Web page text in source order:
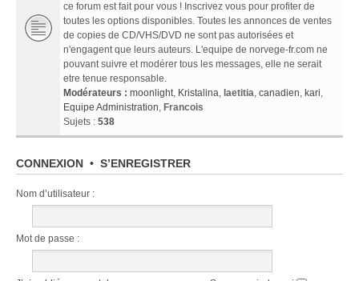
ce forum est fait pour vous ! Inscrivez vous pour profiter de
toutes les options disponibles. Toutes les annonces de ventes
de copies de CD/VHS/DVD ne sont pas autorisées et
n'engagent que leurs auteurs. L'equipe de norvege-fr.com ne
pouvant suivre et modérer tous les messages, elle ne serait
etre tenue responsable.
Modérateurs : moonlight, Kristalina, laetitia, canadien, kari,
Equipe Administration, Francois
Sujets : 538
CONNEXION • S’ENREGISTRER
Nom d’utilisateur :
Mot de passe :